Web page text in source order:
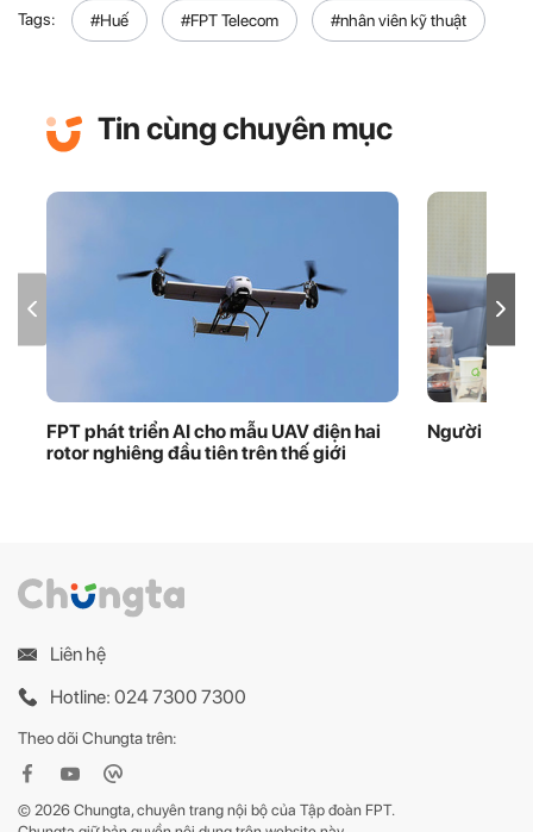
Tags: #Huế #FPT Telecom #nhân viên kỹ thuật
Tin cùng chuyên mục
FPT phát triển AI cho mẫu UAV điện hai
rotor nghiêng đầu tiên trên thế giới
Người ‘giữ
Liên hệ
Hotline: 024 7300 7300
Theo dõi Chungta trên:
© 2026 Chungta, chuyên trang nội bộ của Tập đoàn FPT.